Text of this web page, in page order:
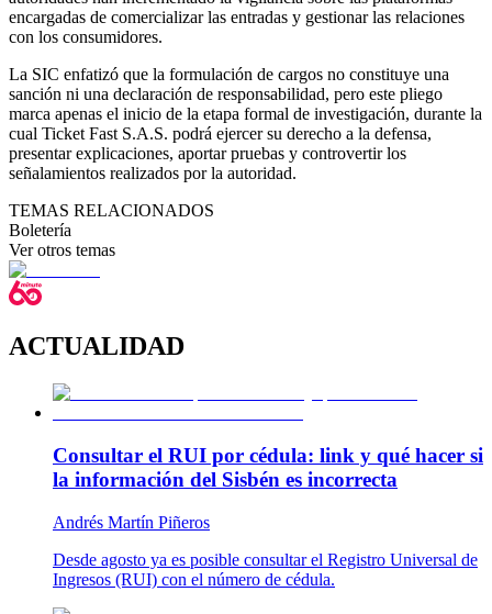
encargadas de comercializar las entradas y gestionar las relaciones
con los consumidores.
La SIC enfatizó que la formulación de cargos no constituye una
sanción ni una declaración de responsabilidad, pero este pliego
marca apenas el inicio de la etapa formal de investigación, durante la
cual Ticket Fast S.A.S. podrá ejercer su derecho a la defensa,
presentar explicaciones, aportar pruebas y controvertir los
señalamientos realizados por la autoridad.
TEMAS RELACIONADOS
Boletería
Ver otros temas
ACTUALIDAD
Consultar el RUI por cédula: link y qué hacer si
la información del Sisbén es incorrecta
Andrés Martín Piñeros
Desde agosto ya es posible consultar el Registro Universal de
Ingresos (RUI) con el número de cédula.